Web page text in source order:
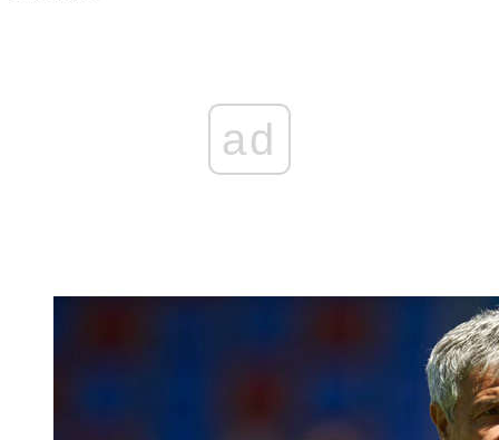
ad